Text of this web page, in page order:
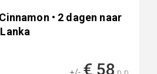
• 2 dagen naar
€ 58